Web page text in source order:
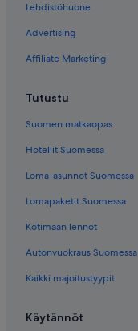
Lehdistöhuone
Advertising
Affiliate Marketing
Tutustu
Suomen matkaopas
Hotellit Suomessa
Loma-asunnot Suomessa
Lomapaketit Suomessa
Kotimaan lennot
Autonvuokraus Suomessa
Kaikki majoitustyypit
Käytännöt